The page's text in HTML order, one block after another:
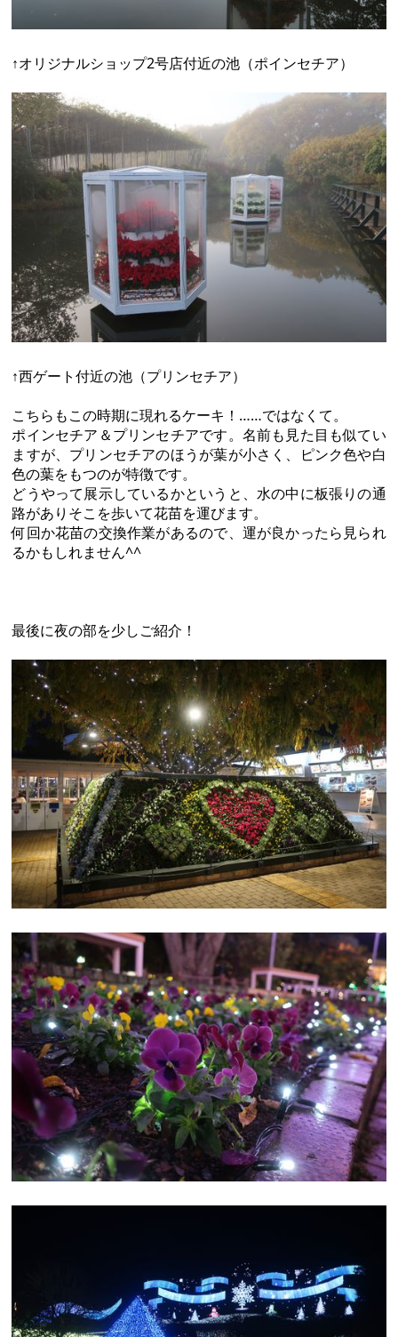
↑オリジナルショップ2号店付近の池（ポインセチア）
↑西ゲート付近の池（プリンセチア）
こちらもこの時期に現れるケーキ！……ではなくて。
ポインセチア＆プリンセチアです。名前も見た目も似てい
ますが、プリンセチアのほうが葉が小さく、ピンク色や白
色の葉をもつのが特徴です。
どうやって展示しているかというと、水の中に板張りの通
路がありそこを歩いて花苗を運びます。
何回か花苗の交換作業があるので、運が良かったら見られ
るかもしれません^^
最後に夜の部を少しご紹介！